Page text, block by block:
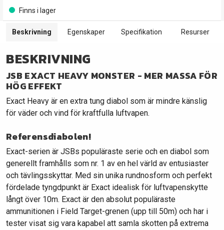
Finns i lager
Beskrivning Egenskaper Specifikation Resurser
BESKRIVNING
JSB EXACT HEAVY MONSTER - MER MASSA FÖR
HÖG EFFEKT
Exact Heavy är en extra tung diabol som är mindre känslig
för väder och vind för kraftfulla luftvapen.
Referensdiabolen!
Exact-serien är JSBs populäraste serie och en diabol som
generellt framhålls som nr. 1 av en hel värld av entusiaster
och tävlingsskyttar. Med sin unika rundnosform och perfekt
fördelade tyngdpunkt är Exact idealisk för luftvapenskytte
långt över 10m. Exact är den absolut populäraste
ammunitionen i Field Target-grenen (upp till 50m) och har i
tester visat sig vara kapabel att samla skotten på extrema